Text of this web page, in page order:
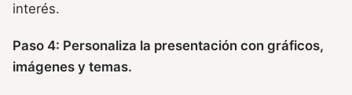
interés.
Paso 4: Personaliza la presentación con gráficos,
imágenes y temas.